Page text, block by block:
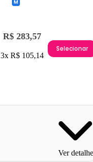
R$ 283,57
3x R$ 105,14
Selecionar
Ver